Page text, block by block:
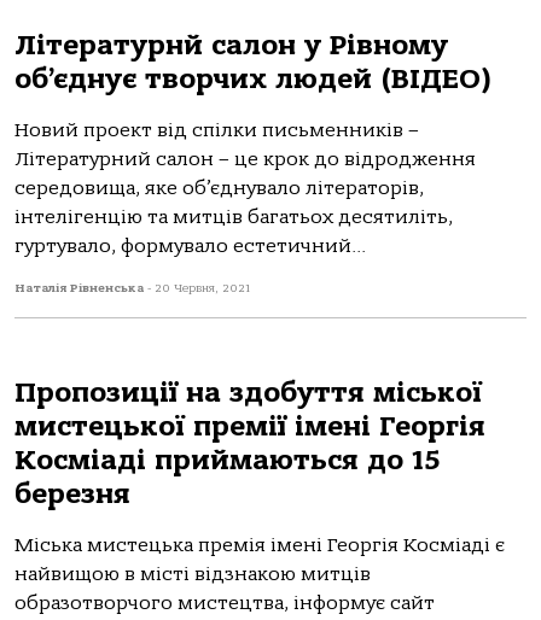
Літературнй салон у Рівному
об’єднує творчих людей (ВІДЕО)
Новий проект від спілки письменників –
Літературний салон – це крок до відродження
середовища, яке об’єднувало літераторів,
інтелігенцію та митців багатьох десятиліть,
гуртувало, формувало естетичний...
Наталія Рівненська - 20 Червня, 2021
Пропозиції на здобуття міської
мистецької премії імені Георгія
Косміаді приймаються до 15
березня
Міська мистецька премія імені Георгія Косміаді є
найвищою в місті відзнакою митців
образотворчого мистецтва, інформує сайт